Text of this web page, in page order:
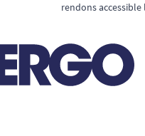
rendons